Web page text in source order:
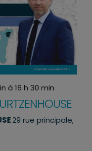
à 16 h 30 min
29 rue principale,